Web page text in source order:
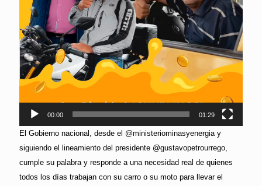
00:00 01:29
El Gobierno nacional, desde el @ministeriominasyenergia y
siguiendo el lineamiento del presidente @gustavopetrourrego,
cumple su palabra y responde a una necesidad real de quienes
todos los días trabajan con su carro o su moto para llevar el